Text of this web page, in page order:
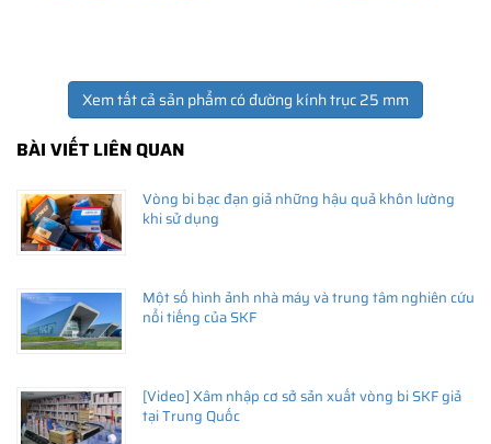
Xem tất cả sản phẩm có đường kính trục 25 mm
BÀI VIẾT LIÊN QUAN
Vòng bi bạc đạn giả những hậu quả khôn lường
khi sử dụng
Một số hình ảnh nhà máy và trung tâm nghiên cứu
nổi tiếng của SKF
[Video] Xâm nhập cơ sở sản xuất vòng bi SKF giả
tại Trung Quốc